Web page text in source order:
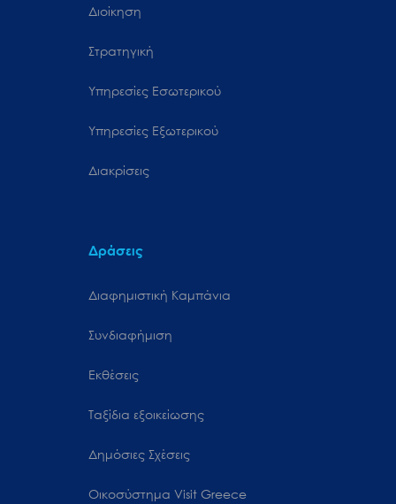
Διοίκηση
Στρατηγική
Υπηρεσίες Εσωτερικού
Υπηρεσίες Εξωτερικού
Διακρίσεις
Δράσεις
Διαφημιστική Καμπάνια
Συνδιαφήμιση
Εκθέσεις
Ταξίδια εξοικείωσης
Δημόσιες Σχέσεις
Oικοσύστημα Visit Greece